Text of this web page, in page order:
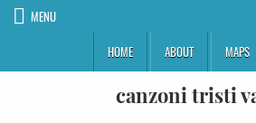
MENU
HOME
ABOUT MAPS
canzoni tristi